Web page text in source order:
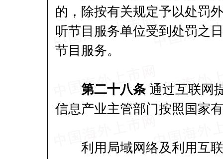
的，除按有关规定予以处罚
听节目服务单位受到处罚之
节目服务。
第二十八条通过互联网
信息产业主管部门按照国家
利用局域网络及利用互联